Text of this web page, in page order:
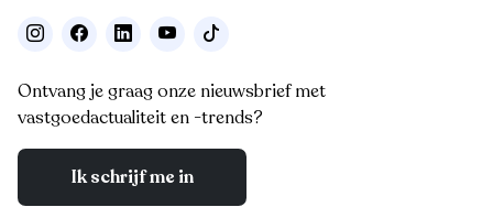
Ontvang je graag onze nieuwsbrief met
vastgoedactualiteit en -trends?
Ik schrijf me in